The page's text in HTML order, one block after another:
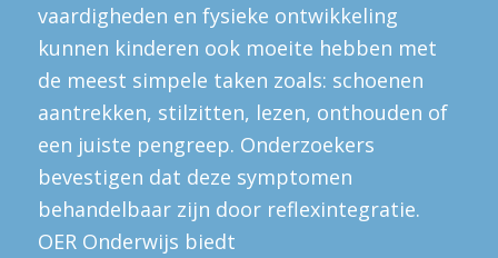
vaardigheden en fysieke ontwikkeling
kunnen kinderen ook moeite hebben met
de meest simpele taken zoals: schoenen
aantrekken, stilzitten, lezen, onthouden of
een juiste pengreep. Onderzoekers
bevestigen dat deze symptomen
behandelbaar zijn door reflexintegratie.
OER Onderwijs biedt